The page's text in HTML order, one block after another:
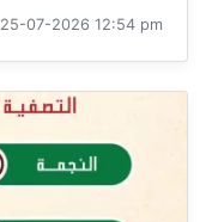
25-07-2026 12:54 pm